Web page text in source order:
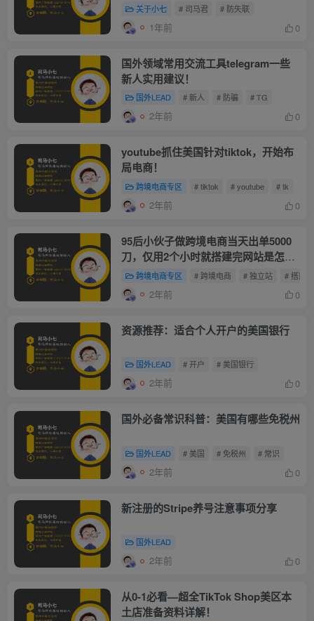
关于小七 # 司马君 # 防失联
1年前 0
国外领域常用交流工具telegram一些
新人实用建议！
国外LEAD # 新人 # 防骗 # TG
2年前 0
youtube抓住美国针对tiktok，开始布
局电商！
跨境电商专区 # tiktok # youtube # tk
2年前 0
95后小伙子做跨境电商当天出单5000
刀，仅用2个小时就搭建完网站是怎么
做到的？
跨境电商专区 # 跨境电商 # 独立站 # 搭建
2年前 0
资源推荐：适合个人开户的美国银行
国外LEAD # 开户 # 美国银行
2年前 0
国外必备常识科普：美国有哪些免税州
国外LEAD # 美国 # 免税州 # 常识
2年前 0
新注册的Stripe养号注意事项分享
国外LEAD
2年前 0
从0-1必看—超全TikTok Shop美区本
土店准备资料详解！